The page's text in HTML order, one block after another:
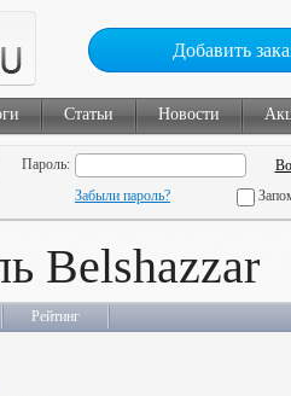
Добавить
Статьи Новости
Пароль:
Забыли пароль?
Belshazzar
Рейтинг